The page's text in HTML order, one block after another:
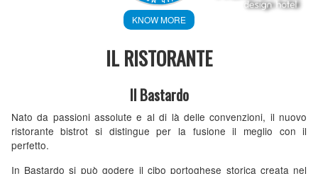
KNOW MORE
IL RISTORANTE
Il Bastardo
Nato da passioni assolute e al di là delle convenzioni, il nuovo
ristorante bistrot si distingue per la fusione il meglio con il
perfetto.
In Bastardo si può godere il cibo portoghese storica creata nel